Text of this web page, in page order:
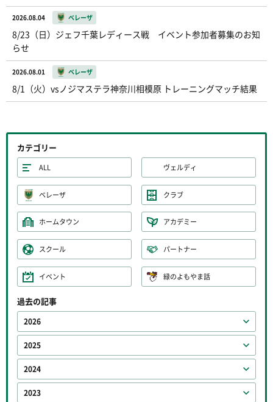
2026.08.04 ベレーザ
8/23（日）ジェフ千葉レディース戦 イベント参加者募集のお知
らせ
2026.08.01 ベレーザ
8/1（火）vsノジマステラ神奈川相模原 トレーニングマッチ結果
カテゴリー
ALL ヴェルディ
ベレーザ クラブ
ホームタウン アカデミー
スクール パートナー
イベント 緑のよもやま話
過去の記事
2026
2025
2024
2023